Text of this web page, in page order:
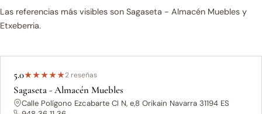
Las referencias más visibles son Sagaseta - Almacén Muebles y
Etxeberria.
5.0★★★★★2 reseñas
Sagaseta - Almacén Muebles
Calle Polígono Ezcabarte Cl N, e,8 Orikain Navarra 31194 ES